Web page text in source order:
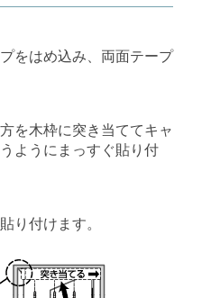
をはめ込み、両面テープ
を木枠に突き当ててキャ
ようにまっすぐ貼り付
り付けます。